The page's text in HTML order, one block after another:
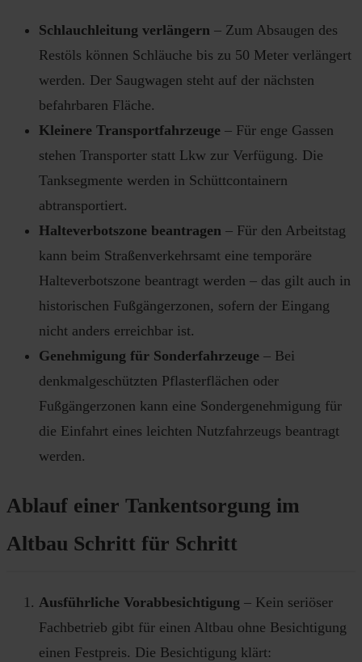
Schlauchleitung verlängern – Zum Absaugen des
Restöls können Schläuche bis zu 50 Meter verlängert
werden. Der Saugwagen steht auf der nächsten
befahrbaren Fläche.
Kleinere Transportfahrzeuge – Für enge Gassen
stehen Transporter statt Lkw zur Verfügung. Die
Tanksegmente werden in Schüttcontainern
abtransportiert.
Halteverbotszone beantragen – Für den Arbeitstag
kann beim Straßenverkehrsamt eine temporäre
Halteverbotszone beantragt werden – das gilt auch in
historischen Fußgängerzonen, sofern der Eingang
nicht anders erreichbar ist.
Genehmigung für Sonderfahrzeuge – Bei
denkmalgeschützten Pflasterflächen oder
Fußgängerzonen kann eine Sondergenehmigung für
die Einfahrt eines leichten Nutzfahrzeugs beantragt
werden.
Ablauf einer Tankentsorgung im
Altbau Schritt für Schritt
Ausführliche Vorabbesichtigung – Kein seriöser
Fachbetrieb gibt für einen Altbau ohne Besichtigung
einen Festpreis. Die Besichtigung klärt: